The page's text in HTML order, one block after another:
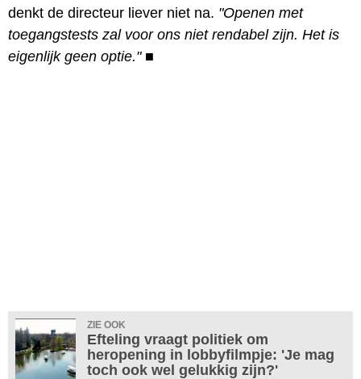
denkt de directeur liever niet na. "Openen met
toegangstests zal voor ons niet rendabel zijn. Het is
eigenlijk geen optie." ■
ZIE OOK
Efteling vraagt politiek om
heropening in lobbyfilmpje: 'Je mag
toch ook wel gelukkig zijn?'